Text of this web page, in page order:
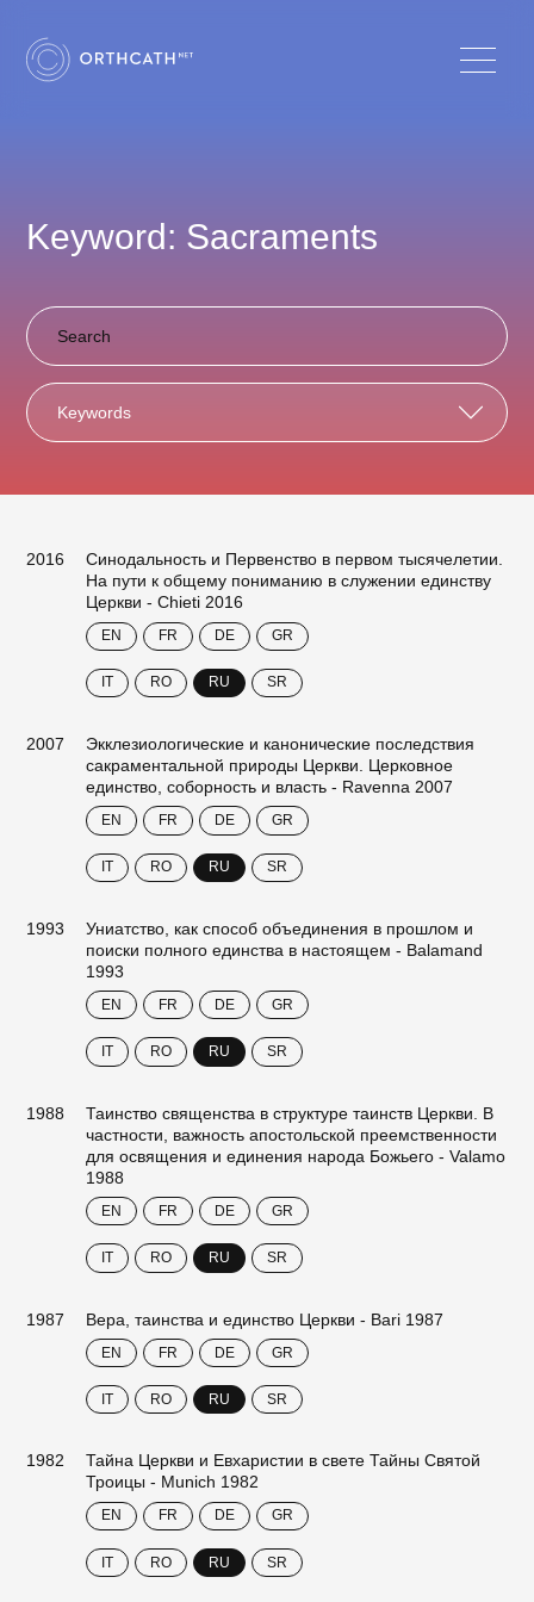
Keyword: Sacraments
Keywords
2016
Синодальность и Первенство в первом тысячелетии.
На пути к общему пониманию в служении единству
Церкви - Chieti 2016
EN FR DE GR
IT RO RU SR
2007
Экклезиологические и канонические последствия
сакраментальной природы Церкви. Церковное
единство, соборность и власть - Ravenna 2007
EN FR DE GR
IT RO RU SR
1993
Униатство, как способ объединения в прошлом и
поиски полного единства в настоящем - Balamand
1993
EN FR DE GR
IT RO RU SR
1988
Таинство священства в структуре таинств Церкви. В
частности, важность апостольской преемственности
для освящения и единения народа Божьего - Valamo
1988
EN FR DE GR
IT RO RU SR
1987 Вера, таинства и единство Церкви - Bari 1987
EN FR DE GR
IT RO RU SR
1982
Тайна Церкви и Евхаристии в свете Тайны Святой
Троицы - Munich 1982
EN FR DE GR
IT RO RU SR